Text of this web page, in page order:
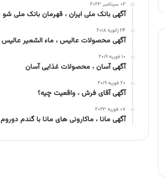
۰۲ سپتامبر ۲۰۲۳
آگهی بانک ملی ایران ، قهرمان بانک ملی شو
۲۴ ژانویه ۲۰۱۸
آگهی محصولات عالیس ، ماء الشعیر عالیس
۱۰ فوریه ۲۰۱۹
آگهی آسان ، محصولات غذایی آسان
۲۰ فوریه ۲۰۱۹
آگهی آقای فرش ، واقعیت چیه؟
۰۷ فوریه ۲۰۲۳
آگهی مانا ، ماکارونی های مانا با گندم دوروم